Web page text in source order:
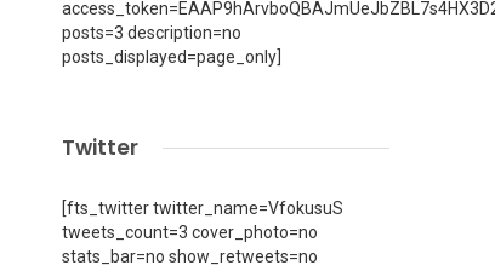
posts=3 description=no
posts_displayed=page_only]
Twitter
[fts_twitter twitter_name=VfokusuS
tweets_count=3 cover_photo=no
stats_bar=no show_retweets=no